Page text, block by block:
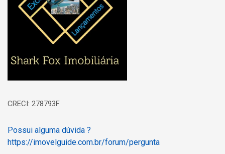
CRECI: 278793F
Possui alguma dúvida ?
https://imovelguide.com.br/forum/pergunta